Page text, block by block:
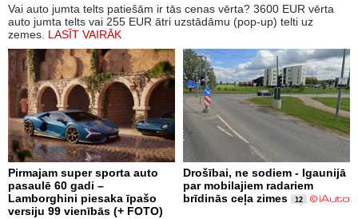
Vai auto jumta telts patiešām ir tās cenas vērta? 3600 EUR vērta
auto jumta telts vai 255 EUR ātri uzstādāmu (pop-up) telti uz
zemes. LASĪT VAIRĀK
Pirmajam super sporta auto
pasaulē 60 gadi –
Lamborghini piesaka īpašo
versiju 99 vienībās (+ FOTO)
Drošībai, ne sodiem - Igaunijā
par mobilajiem radariem
brīdinās ceļa zimes
12